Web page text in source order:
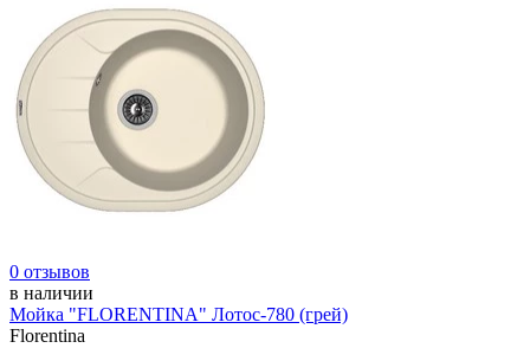
0 отзывов
в наличии
Мойка "FLORENTINA" Лотос-780 (грей)
Florentina